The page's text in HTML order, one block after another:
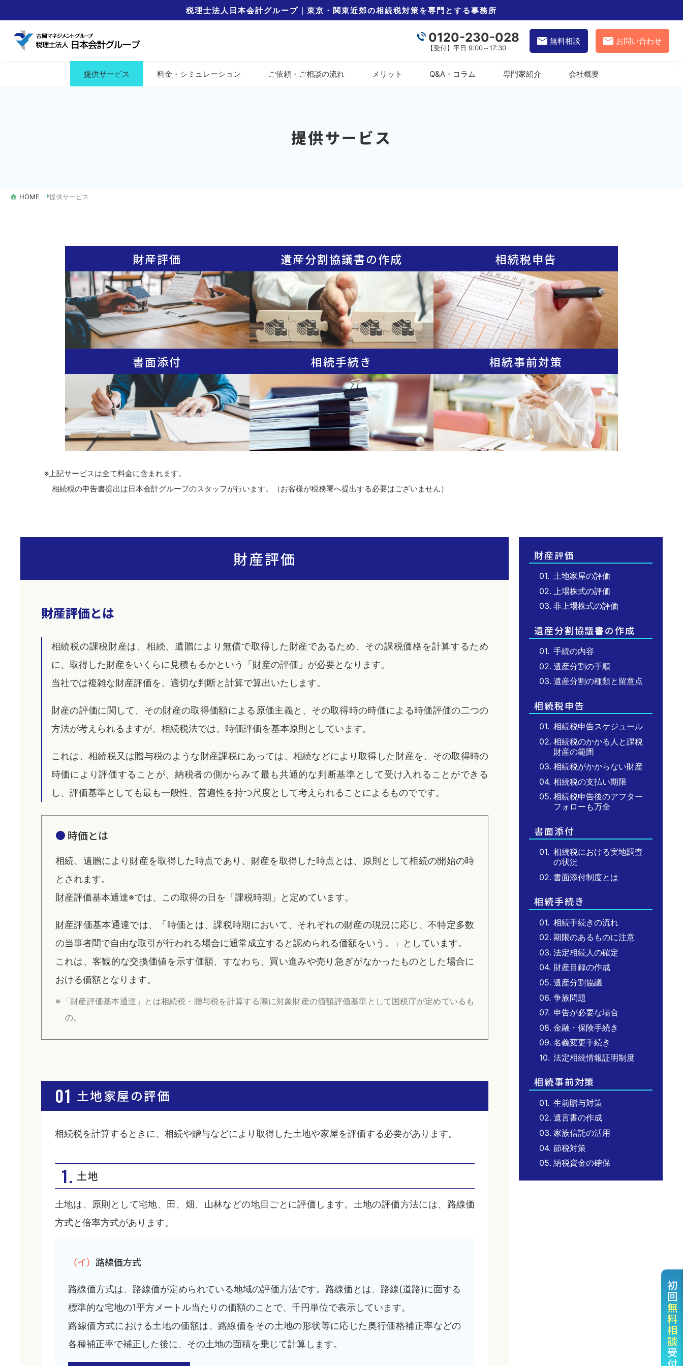
初回
無料相談
税理士法人日本会計グループ｜東京・関東近郊の相続税対策を専門とする事務所
0120-230-028
【受付】平日 9:00～17:30
無料相談 お問い合わせ
提供サービス 料金 ・シミュレーション ご依頼・ご相談の流れ メリット Q&A ・コラム 専門家紹介 会社概要
提供サービス
HOME 提供サービス
財産評価 遺産分割協議書の作成 相続税申告
書面添付 相続手続き 相続事前対策
※上記サービスは全て料金に含まれます。
相続税の申告書提出は日本会計グループのスタッフが行います。（お客様が税務署へ提出する必要はございません）
財産評価
財産評価とは
相続税の課税財産は、相続、遺贈により無償で取得した財産であるため、その課税価格を計算するため
に、取得した財産をいくらに見積もるかという「財産の評価」が必要となります。
当社では複雑な財産評価を、適切な判断と計算で算出いたします。
財産の評価に関して、その財産の取得価額による原価主義と、その取得時の時価による時価評価の二つの
方法が考えられるますが、相続税法では、時価評価を基本原則としています。
これは、相続税又は贈与税のような財産課税にあっては、相続などにより取得した財産を、その取得時の
時価により評価することが、納税者の側からみて最も共通的な判断基準として受け入れることができる
し、評価基準としても最も一般性、普遍性を持つ尺度として考えられることによるものでです。
時価とは
相続、遺贈により財産を取得した時点であり、財産を取得した時点とは、原則として相続の開始の時
とされます。
財産評価基本通達※では、この取得の日を「課税時期」と定めています。
財産評価基本通達では、「時価とは、課税時期において、それぞれの財産の現況に応じ、不特定多数
の当事者間で自由な取引が行われる場合に通常成立すると認められる価額をいう。」としています。
これは、客観的な交換価値を示す価額、すなわち、買い進みや売り急ぎがなかったものとした場合に
おける価額となります。
「財産評価基本通達」とは相続税・贈与税を計算する際に対象財産の価額評価基準として国税庁が定めているも
の。
01 土地家屋の評価
相続税を計算するときに、相続や贈与などにより取得した土地や家屋を評価する必要があります。
1. 土地
土地は、原則として宅地、田、畑、山林などの地目ごとに評価します。土地の評価方法には、路線価
方式と倍率方式があります。
（イ） 路線価方式
路線価方式は、路線価が定められている地域の評価方法です。路線価とは、路線(道路)に面する
標準的な宅地の1平方メートル当たりの価額のことで、千円単位で表示しています。
路線価方式における土地の価額は、路線価をその土地の形状等に応じた奥行価格補正率などの
各種補正率で補正した後に、その土地の面積を乗じて計算します。
財産評価
01. 土地家屋の評価
02. 上場株式の評価
03. 非上場株式の評価
遺産分割協議書の作成
01. 手続の内容
02. 遺産分割の手順
03. 遺産分割の種類と留意点
相続税申告
01. 相続税申告スケジュール
02. 相続税のかかる人と課税
財産の範囲
03. 相続税がかからない財産
04. 相続税の支払い期限
05. 相続税申告後のアフター
フォローも万全
書面添付
01. 相続税における実地調査
の状況
02. 書面添付制度とは
相続手続き
01. 相続手続きの流れ
02. 期限のあるものに注意
03. 法定相続人の確定
04. 財産目録の作成
05. 遺産分割協議
06. 争族問題
07. 申告が必要な場合
08. 金融・保険手続き
09. 名義変更手続き
10. 法定相続情報証明制度
相続事前対策
01. 生前贈与対策
02. 遺言書の作成
03. 家族信託の活用
04. 節税対策
05. 納税資金の確保